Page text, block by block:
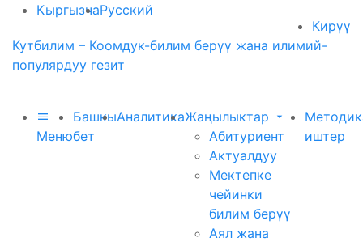
КыргызчаРусский
Кирүү
Кутбилим – Коомдук-билим берүү жана илимий-
популярдуу гезит
Меню
Башкы
бет
АналитикаЖаңылыктар
Абитуриент
Актуалдуу
Мектепке
чейинки
билим берүү
Аял жана
иштер